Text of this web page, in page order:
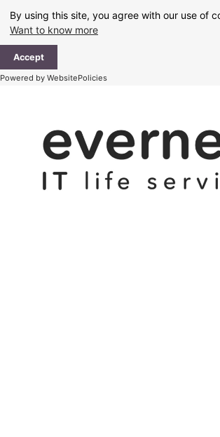
By using this site, you agree with our use of
Want to know more
Accept
Powered by WebsitePolicies
content